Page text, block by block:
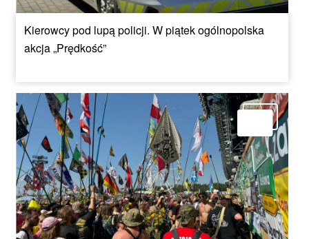
Kierowcy pod lupą policji. W piątek ogólnopolska
akcja „Prędkość”